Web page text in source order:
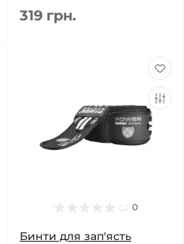
319 грн.
0
Бинти для зап'ясть